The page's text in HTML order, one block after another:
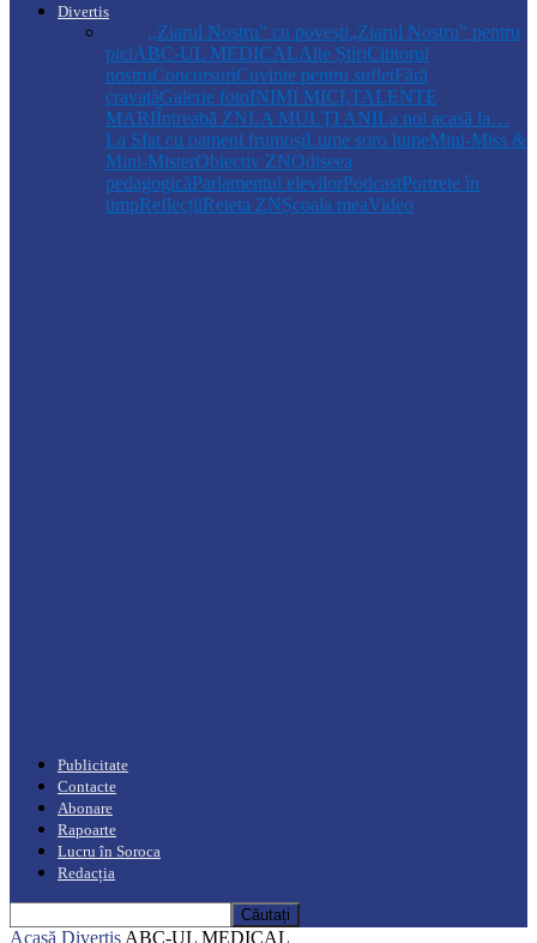
Divertis
,,Ziarul Nostru” cu povești„Ziarul Nostru” pentru
piciABC-UL MEDICALAlte ȘtiriCititorul
nostruConcursuriCuvinte pentru sufletFără
cravatăGalerie fotoINIMI MICI,TALENTE
MARIÎntreabă ZNLA MULŢI ANILa noi acasă la…
La Sfat cu oameni frumoșiLume soro lumeMini-Miss &
Mini-MisterObiectiv ZNOdiseea
pedagogicăParlamentul elevilorPodcastPortrete în
timpReflecțiiReteta ZNȘcoala meaVideo
Publicitate
Contacte
Abonare
Rapoarte
Lucru în Soroca
Redacția
Acasă Divertis ABC-UL MEDICAL